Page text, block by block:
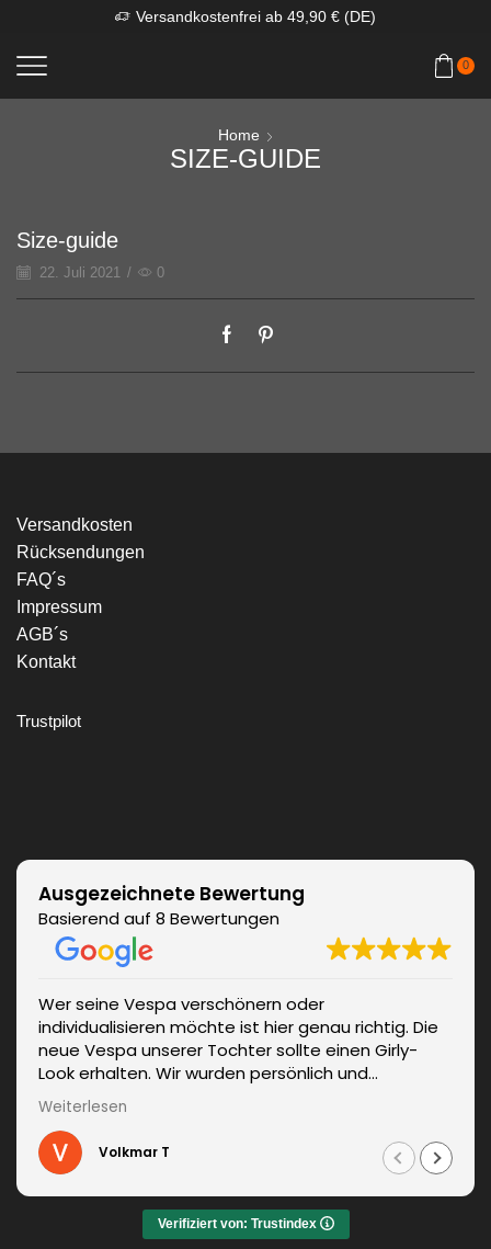
Versandkostenfrei ab 49,90 € (DE)
0
Home
SIZE-GUIDE
Size-guide
22. Juli 2021 / 0
Versandkosten
Rücksendungen
FAQ´s
Impressum
AGB´s
Kontakt
Trustpilot
Ausgezeichnete Bewertung
Basierend auf 8 Bewertungen
Wer seine Vespa verschönern oder
individualisieren möchte ist hier genau richtig. Die
neue Vespa unserer Tochter sollte einen Girly-
Look erhalten. Wir wurden persönlich und
kompetent beraten. Die Lieferung erfolgte
unverzüglich. Weitere Änderungen waren auch kein
Problem und wurden sofort umgesetzt.
Informationen zum fachgerechten Anbringen sind
Das Ergebnis war jeden Euro wert. Vielen Dank!
Weiterlesen
Volkmar T
Verifiziert von: Trustindex